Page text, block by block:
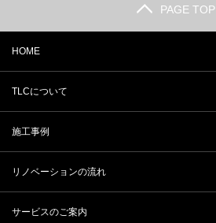
PAGE TOP
HOME
TLCについて
施工事例
リノベーションの流れ
サービスのご案内